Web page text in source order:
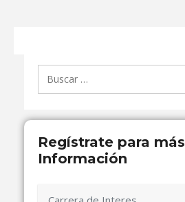
Regístrate para más
Información